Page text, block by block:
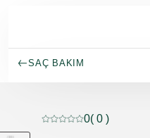
SAÇ BAKIM
Mevcut puan: 5
0( 0 )